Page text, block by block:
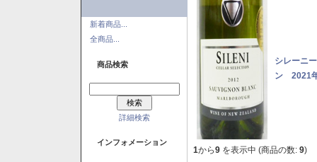
新着商品...
全商品...
商品検索
詳細検索
インフォメーション
シレーニ
ン 2021
1から9 を表示中 (商品の数: 9)